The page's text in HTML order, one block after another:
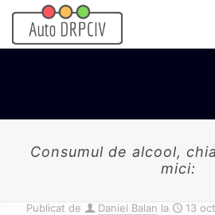
Consumul de alcool,
mici:
Publicat de Daniel Balan la 13